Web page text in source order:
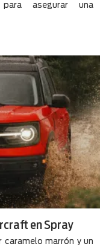
asegurar una
en Spray
caramelo marrón y un